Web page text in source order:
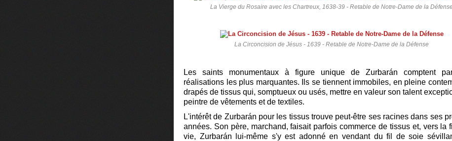
La Vierge du Rosaire avec les Chartreux, 1638-39 - Retable de Notre-Dame de la
La Circoncision de Jésus - 1639 - Retable de Notre-Dame de la Défense
Les saints monumentaux à figure unique de Zurbarán comptent
réalisations les plus marquantes. Ils se tiennent immobiles, en pleine
drapés de tissus qui, somptueux ou usés, mettre en valeur son talent
peintre de vêtements et de textiles.
L'intérêt de Zurbarán pour les tissus trouve peut-être ses racines dans ses
années. Son père, marchand, faisait parfois commerce de tissus et, vers la
vie, Zurbarán lui-même s'y est adonné en vendant du fil de soie